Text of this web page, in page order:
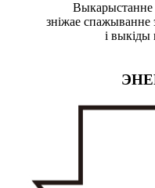
Выкарыстанне
зніжае спажыванне
і выкіды